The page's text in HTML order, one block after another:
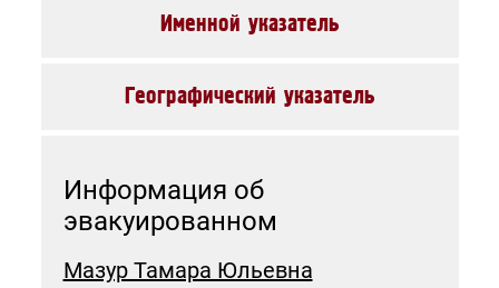
Именной указатель
Географический указатель
Информация об
эвакуированном
Мазур Тамара Юльевна
Для исполнения запроса необходимо предоставить файлы-
личность и документ, подтверждающий родство с данным
человеком. При выборе категории граждан, для которых